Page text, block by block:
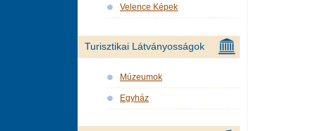
Velence Képek
Turisztikai Látványosságok
Múzeumok
Egyház